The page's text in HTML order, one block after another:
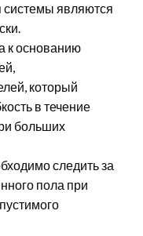
являются
к основанию
который
в течение
больших
следить за
пола при